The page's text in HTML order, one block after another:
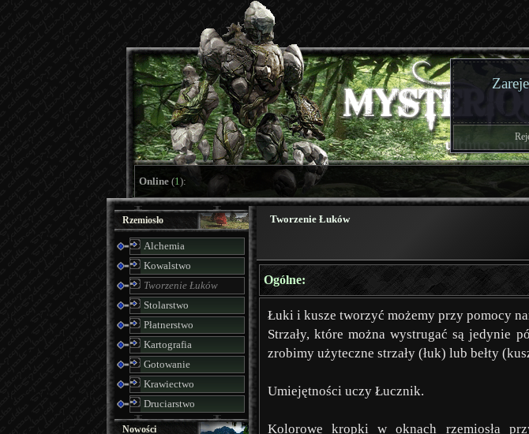
Online (1):
Rzemiosło
Alchemia
Kowalstwo
Tworzenie Łuków
Stolarstwo
Płatnerstwo
Kartografia
Gotowanie
Krawiectwo
Druciarstwo
Nowości
Tworzenie Łuków
Ogólne:
Łuki i kusze tworzyć możemy przy pomocy
Strzały, które można wystrugać są jedynie
zrobimy użyteczne strzały (łuk) lub bełty
Umiejętności uczy Łucznik.
Kolorowe kropki w oknach rzemiosła